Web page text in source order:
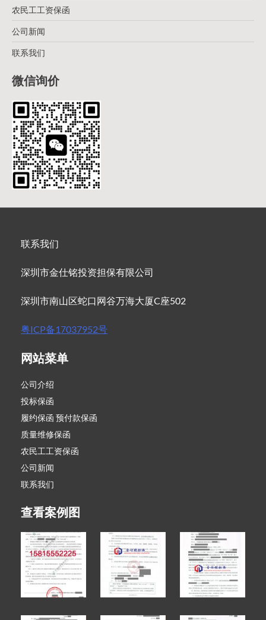
农民工工资保函
公司新闻
联系我们
微信询价
联系我们
深圳市金仕铭投资担保有限公司
深圳市南山区蛇口网谷万海大厦C座502
粤ICP备17037952号
网站菜单
公司介绍
投标保函
履约保函 预付款保函
质量维修保函
农民工工资保函
公司新闻
联系我们
查看案例图